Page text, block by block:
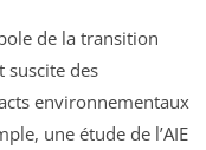
de la transition
suscite des
environnementaux
une étude de l’AIE